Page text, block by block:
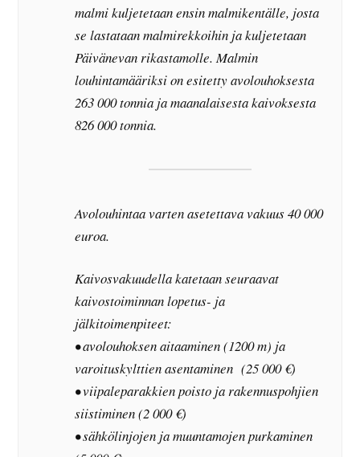
malmi kuljetetaan ensin malmikentälle, josta
se lastataan malmirekkoihin ja kuljetetaan
Päivänevan rikastamolle. Malmin
louhintamääriksi on esitetty avolouhoksesta
263 000 tonnia ja maanalaisesta kaivoksesta
826 000 tonnia.
Avolouhintaa varten asetettava vakuus 40 000
euroa.
Kaivosvakuudella katetaan seuraavat
kaivostoiminnan lopetus- ja
jälkitoimenpiteet:
• avolouhoksen aitaaminen (1200 m) ja
varoituskylttien asentaminen (25 000 €)
• viipaleparakkien poisto ja rakennuspohjien
siistiminen (2 000 €)
• sähkölinjojen ja muuntamojen purkaminen